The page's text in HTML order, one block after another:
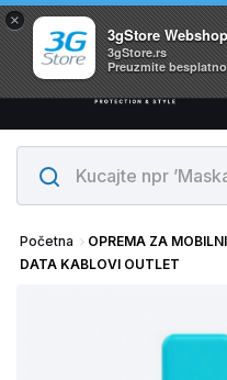
×
3gStore Webshop
3gStore.rs
Preuzmite
Svi proizvodi su
Početna OPREMA ZA MOBILNI
DATA KABLOVI OUTLET